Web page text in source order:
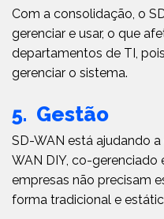
Com a consolidação, o
gerenciar e usar, o que
departamentos de TI,
gerenciar o sistema.
5. Gestão
SD-WAN está ajudando
WAN DIY, co-gerenciado
empresas não precisam
forma tradicional e